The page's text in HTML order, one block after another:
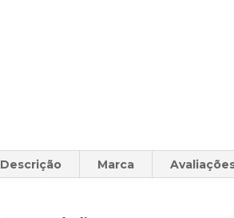
Descrição Marca